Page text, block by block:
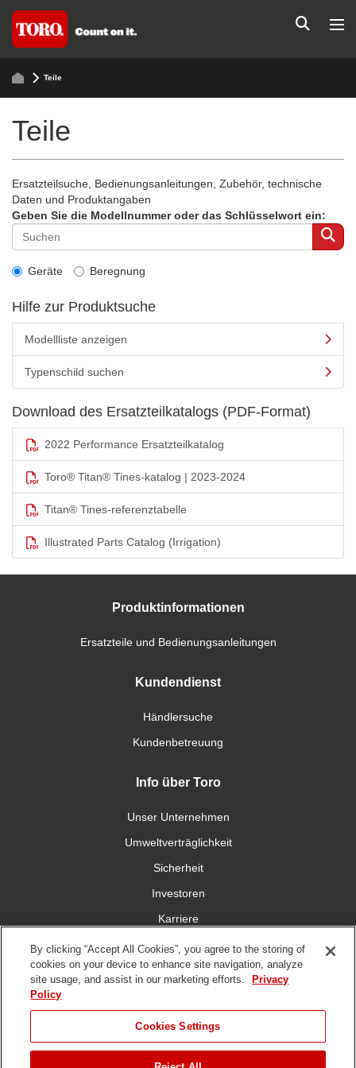
Teile
Teile
Ersatzteilsuche, Bedienungsanleitungen, Zubehör, technische
Daten und Produktangaben
Geben Sie die Modellnummer oder das Schlüsselwort ein:
Geräte Beregnung
Hilfe zur Produktsuche
Modellliste anzeigen
Typenschild suchen
Download des Ersatzteilkatalogs (PDF-Format)
2022 Performance Ersatzteilkatalog
Toro® Titan® Tines-katalog | 2023-2024
Titan® Tines-referenztabelle
Illustrated Parts Catalog (Irrigation)
Produktinformationen
Ersatzteile und Bedienungsanleitungen
Kundendienst
Händlersuche
Kundenbetreuung
Info über Toro
Unser Unternehmen
Umweltverträglichkeit
Sicherheit
Investoren
Karriere
Verbinden Sie sich mit uns
Nutzungsbedingungen Datenschutzrichtlinie
By clicking “Accept All Cookies”, you agree to the storing of
cookies on your device to enhance site navigation, analyze
site usage, and assist in our marketing efforts.
Privacy
Policy
Cookies Settings